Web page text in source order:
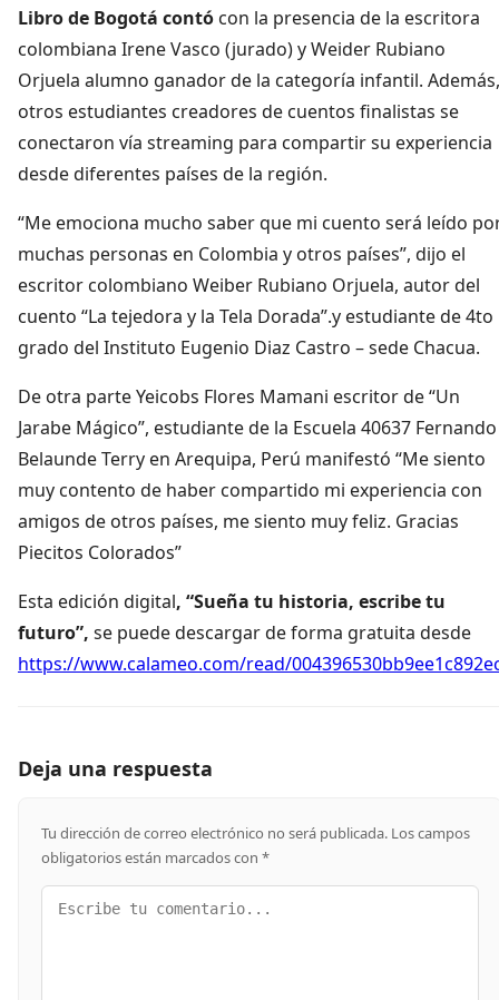
Libro de Bogotá contó con la presencia de la escritora
colombiana Irene Vasco (jurado) y Weider Rubiano
Orjuela alumno ganador de la categoría infantil. Además,
otros estudiantes creadores de cuentos finalistas se
conectaron vía streaming para compartir su experiencia
desde diferentes países de la región.
“Me emociona mucho saber que mi cuento será leído
muchas personas en Colombia y otros países”, dijo el
escritor colombiano Weiber Rubiano Orjuela, autor del
cuento “La tejedora y la Tela Dorada”.y estudiante de 4to
grado del Instituto Eugenio Diaz Castro – sede Chacua.
De otra parte Yeicobs Flores Mamani escritor de “Un
Jarabe Mágico”, estudiante de la Escuela 40637 Fernando
Belaunde Terry en Arequipa, Perú manifestó “Me siento
muy contento de haber compartido mi experiencia con
amigos de otros países, me siento muy feliz. Gracias
Piecitos Colorados”
Esta edición digital, “Sueña tu historia, escribe tu
futuro”, se puede descargar de forma gratuita desde
https://www.calameo.com/read/
Deja una respuesta
Tu dirección de correo electrónico no será publicada. Los campos
obligatorios están marcados con *